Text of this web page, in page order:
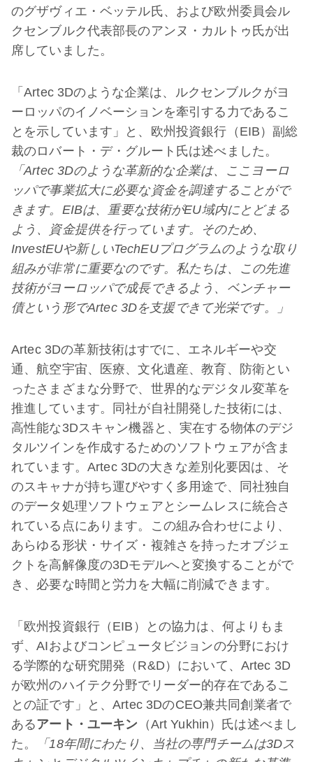
のグザヴィエ・ベッテル氏、および欧州委員会ル
クセンブルク代表部長のアンヌ・カルトゥ氏が出
席していました。
「Artec 3Dのような企業は、ルクセンブルクがヨ
ーロッパのイノベーションを牽引する力であるこ
とを示しています」と、欧州投資銀行（EIB）副総
裁のロバート・デ・グルート氏は述べました。
「Artec 3Dのような革新的な企業は、ここヨーロ
ッパで事業拡大に必要な資金を調達することがで
きます。EIBは、重要な技術がEU域内にとどまる
よう、資金提供を行っています。そのため、
InvestEUや新しいTechEUプログラムのような取り
組みが非常に重要なのです。私たちは、この先進
技術がヨーロッパで成長できるよう、ベンチャー
債という形でArtec 3Dを支援できて光栄です。」
Artec 3Dの革新技術はすでに、エネルギーや交
通、航空宇宙、医療、文化遺産、教育、防衛とい
ったさまざまな分野で、世界的なデジタル変革を
推進しています。同社が自社開発した技術には、
高性能な3Dスキャン機器と、実在する物体のデジ
タルツインを作成するためのソフトウェアが含ま
れています。Artec 3Dの大きな差別化要因は、そ
のスキャナが持ち運びやすく多用途で、同社独自
のデータ処理ソフトウェアとシームレスに統合さ
れている点にあります。この組み合わせにより、
あらゆる形状・サイズ・複雑さを持ったオブジェ
クトを高解像度の3Dモデルへと変換することがで
き、必要な時間と労力を大幅に削減できます。
「欧州投資銀行（EIB）との協力は、何よりもま
ず、AIおよびコンピュータビジョンの分野におけ
る学際的な研究開発（R&D）において、Artec 3D
が欧州のハイテク分野でリーダー的存在であるこ
との証です」と、Artec 3DのCEO兼共同創業者で
あるアート・ユーキン （Art Yukhin）氏は述べまし
た。
「18年間にわたり、当社の専門チームは3Dス